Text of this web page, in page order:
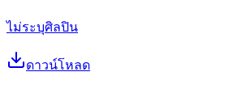
ไม่ระบุศิลปิน
ดาวน์โหลด